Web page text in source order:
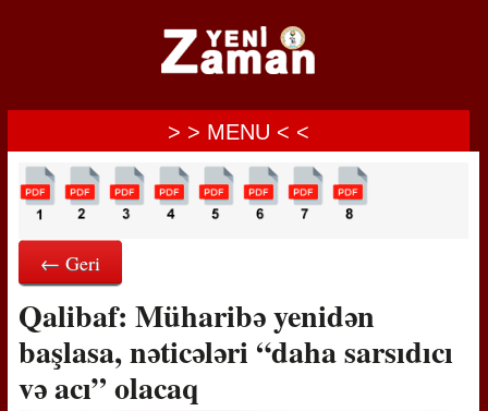
> > MENU < <
← Geri
Qalibaf: Müharibə yenidən
başlasa, nəticələri “daha sarsıdıcı
və acı” olacaq